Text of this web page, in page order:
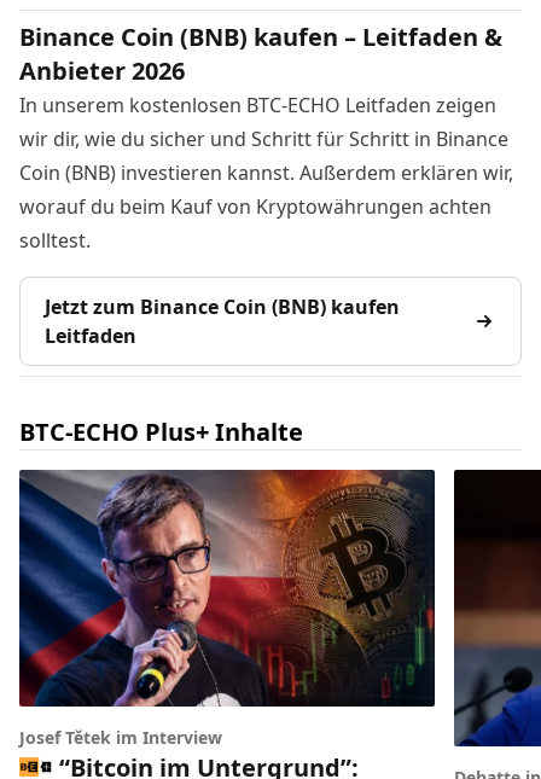
Binance Coin (BNB) kaufen – Leitfaden &
Anbieter 2026
In unserem kostenlosen BTC-ECHO Leitfaden zeigen
wir dir, wie du sicher und Schritt für Schritt in Binance
Coin (BNB) investieren kannst. Außerdem erklären wir,
worauf du beim Kauf von Kryptowährungen achten
solltest.
Jetzt zum Binance Coin (BNB) kaufen
Leitfaden
BTC-ECHO Plus+ Inhalte
Josef Tětek im Interview
“Bitcoin im Untergrund”: